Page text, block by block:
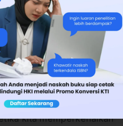
Sedikit berbeda
memperkenalkan buku
nama buku. Judul
seseorang. Saat
adalah judul buku
kita memperkenalkan